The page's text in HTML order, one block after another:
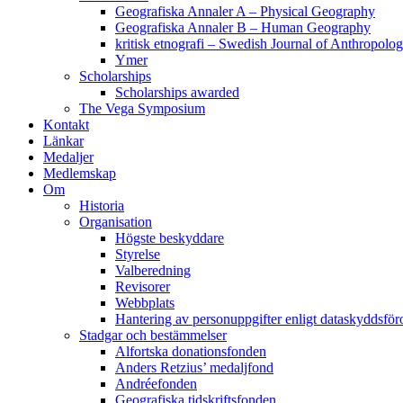
Geografiska Annaler A – Physical Geography
Geografiska Annaler B – Human Geography
kritisk etnografi – Swedish Journal of
Ymer
Scholarships
Scholarships awarded
The Vega Symposium
Kontakt
Länkar
Medaljer
Medlemskap
Om
Historia
Organisation
Högste beskyddare
Styrelse
Valberedning
Revisorer
Webbplats
Hantering av personuppgifter enligt
Stadgar och bestämmelser
Alfortska donationsfonden
Anders Retzius’ medaljfond
Andréefonden
Geografiska tidskriftsfonden